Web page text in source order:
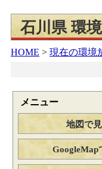
石川県 環
HOME > 現在の環境
メニュー
地図で
GoogleMap